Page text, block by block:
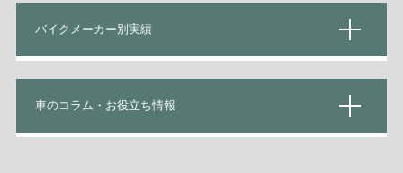
バイクメーカー別実績
車のコラム・お役立ち情報